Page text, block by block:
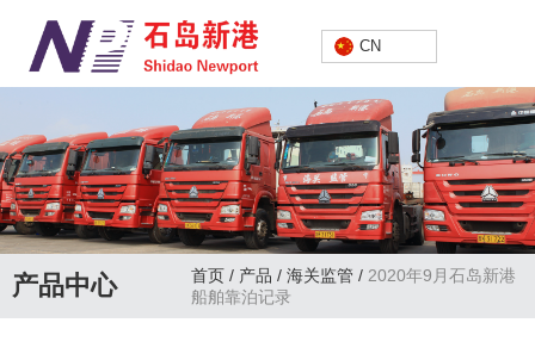
中文
CN
产品中心 首页 / 产品 / 海关监管 / 2020年9月石岛新港
船舶靠泊记录